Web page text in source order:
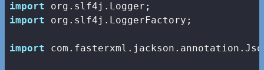
import
import org.slf4j.LoggerFactory;
import